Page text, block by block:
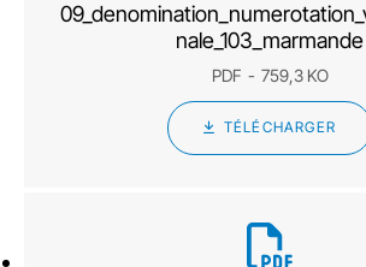
nale_103_marmande
PDF 759,3 KO
TÉLÉCHARGER